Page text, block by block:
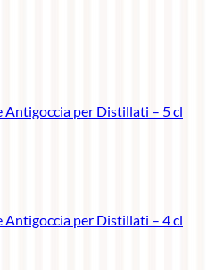
Antigoccia per Distillati – 5 cl
Antigoccia per Distillati – 4 cl